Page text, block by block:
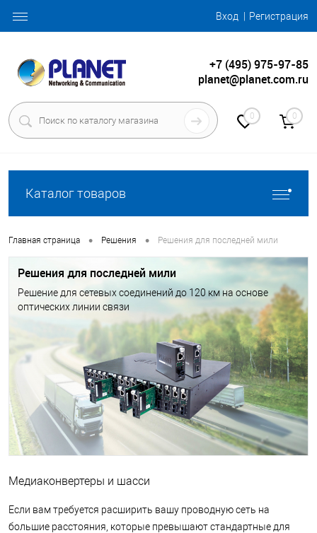
Вход Регистрация
+7 (495) 975-97-85
planet@planet.com.ru
0 0
Каталог товаров
Главная страница • Решения • Решения для последней мили
Решения для последней мили
Решение для сетевых соединений до 120 км на основе
оптических линии связи
Медиаконвертеры и шасси
Если вам требуется расширить вашу проводную сеть на
большие расстояния, которые превышают стандартные для